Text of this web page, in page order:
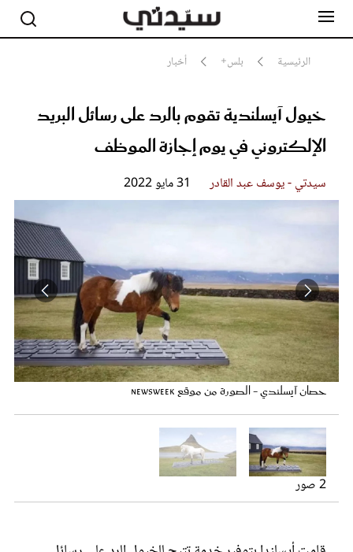
الرئيسية بلس+ أخبار
خيول آيسلندية تقوم بالرد على رسائل البريد
الإلكتروني في يوم إجازة الموظف
سيدتي - يوسف عبد القادر 31 مايو 2022
حصان آيسلندي - الصورة من موقع newsweek
حصان آيسلندي على لوحة المفاتيح - الصورة من موقع newsweek
2 صور
مشاهير
جمال
سيدتي وطفلك
لايف ستايل
مطبخ سيدتي
مقالات الرأي
ستايل
تقارير
عروس سيدتي